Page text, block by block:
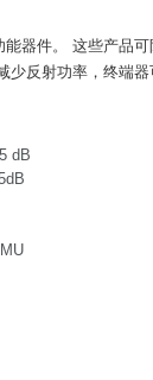
器件。 这些产品
反射功率，终端
dB